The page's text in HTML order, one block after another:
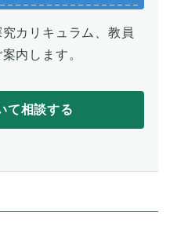
カリキュラム、教員
内します。
て相談する